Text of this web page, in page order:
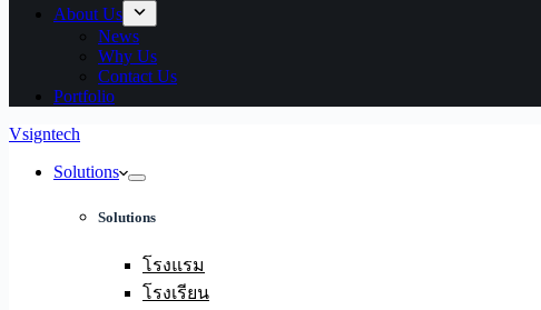
About Us
News
Why Us
Contact Us
Portfolio
Vsigntech
Solutions
Solutions
โรงแรม
โรงเรียน